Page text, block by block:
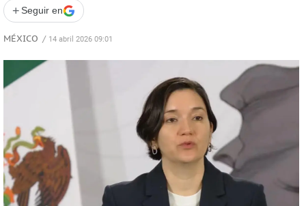
+ Seguir en
MÉXICO / 14 abril 2026 09:01